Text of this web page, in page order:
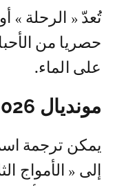
تُعدّ « الرحلة »
حصريا من
على الماء.
مونديال 2026: تريوندا
يمكن ترجمة اسم
إلى « الأمواج